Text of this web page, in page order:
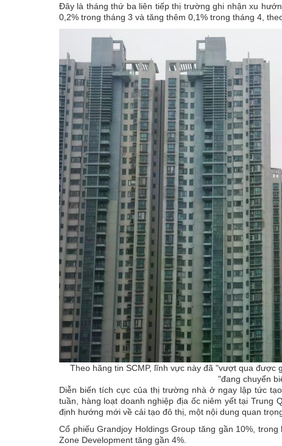
Đây là tháng thứ ba liên tiếp thị trường ghi nhận xu
0,2% trong tháng 3 và tăng thêm 0,1% trong tháng 4,
Theo hãng tin SCMP, lĩnh vực này đã "vượt qua được
"đang chuyển
Diễn biến tích cực của thị trường nhà ở ngay lập tức
tuần, hàng loạt doanh nghiệp địa ốc niêm yết tại Trung
định hướng mới về cải tạo đô thị, một nội dung quan
Cổ phiếu Grandjoy Holdings Group tăng gần 10%,
Zone Development tăng gần 4%.